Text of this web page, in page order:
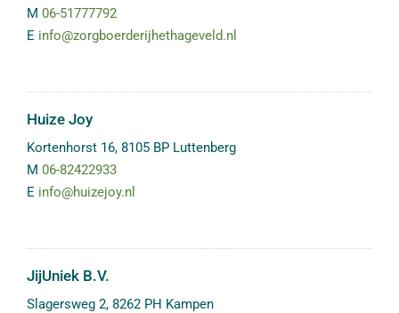
M 06-51777792
E info@zorgboerderijhethageveld.nl
Huize Joy
Kortenhorst 16, 8105 BP Luttenberg
M 06-82422933
E info@huizejoy.nl
JijUniek B.V.
Slagersweg 2, 8262 PH Kampen